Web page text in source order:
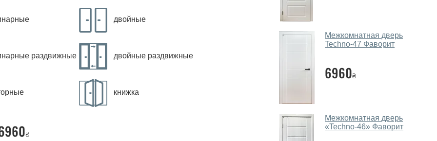
двойные
раздвижные двойные раздвижные
книжка
₴
Межкомнатная дверь
Techno-47 Фаворит
6960₴
Межкомнатная дверь
«Techno-46» Фаворит